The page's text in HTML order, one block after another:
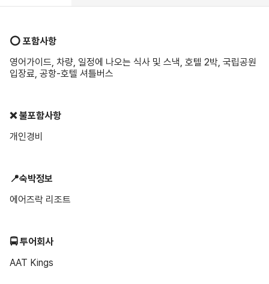
⭕️ 포함사항
영어가이드, 차량, 일정에 나오는 식사 및 스낵, 호텔 2박, 국립공원
입장료, 공항-호텔 셔틀버스
❌ 불포함사항
개인경비
📍숙박정보
에어즈락 리조트
🚍 투어회사
AAT Kings